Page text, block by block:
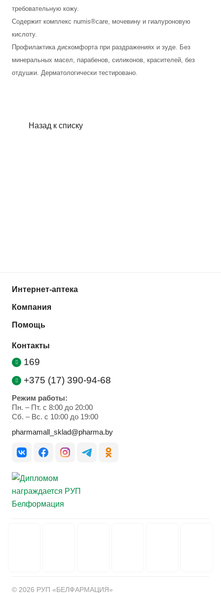
требовательную кожу.
Содержит комплекс numis®care, мочевину и гиалуроновую
кислоту.
Профилактика дискомфорта при раздражениях и зуде. Без
минеральных масел, парабенов, силиконов, красителей, без
отдушки. Дерматологически тестировано.
Назад к списку
Интернет-аптека
Компания
Помощь
Контакты
169
+375 (17) 390-94-68
Режим работы:
Пн. – Пт. с 8:00 до 20:00
Cб. – Вс. с 10:00 до 19:00
pharmamall_sklad@pharma.by
© 2026 РУП «БЕЛФАРМАЦИЯ»